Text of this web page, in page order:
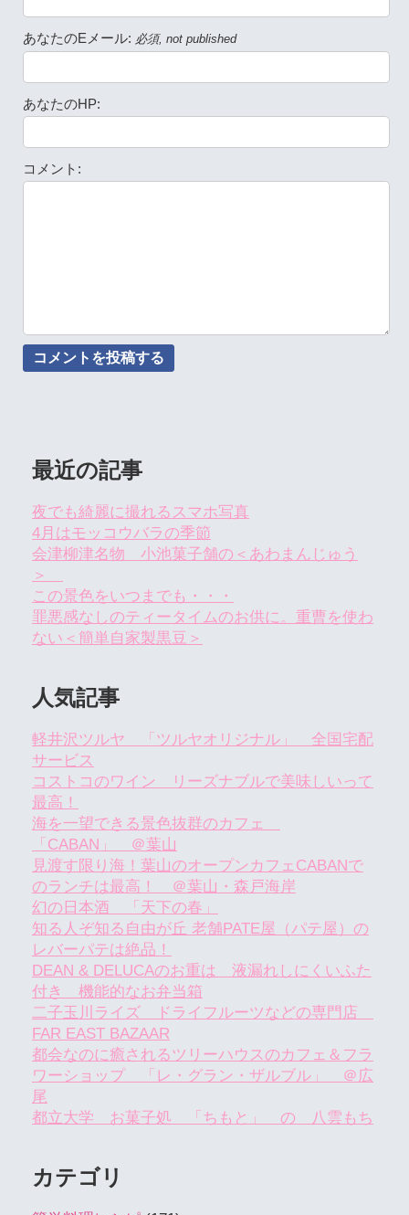
あなたのEメール: 必須, not published
あなたのHP:
コメント:
最近の記事
夜でも綺麗に撮れるスマホ写真
4月はモッコウバラの季節
会津柳津名物 小池菓子舗の＜あわまんじゅう
＞
この景色をいつまでも・・・
罪悪感なしのティータイムのお供に。重曹を使わ
ない＜簡単自家製黒豆＞
人気記事
軽井沢ツルヤ 「ツルヤオリジナル」 全国宅配
サービス
コストコのワイン リーズナブルで美味しいって
最高！
海を一望できる景色抜群のカフェ
「CABAN」 ＠葉山
見渡す限り海！葉山のオープンカフェCABANで
のランチは最高！ ＠葉山・森戸海岸
幻の日本酒 「天下の春」
知る人ぞ知る自由が丘 老舗PATE屋（パテ屋）の
レバーパテは絶品！
DEAN & DELUCAのお重は 液漏れしにくいふた
付き 機能的なお弁当箱
二子玉川ライズ ドライフルーツなどの専門店
FAR EAST BAZAAR
都会なのに癒されるツリーハウスのカフェ＆フラ
ワーショップ 「レ・グラン・ザルブル」 ＠広
尾
都立大学 お菓子処 「ちもと」 の 八雲もち
カテゴリ